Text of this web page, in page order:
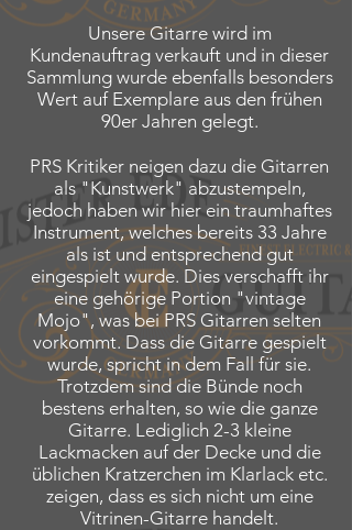
Unsere Gitarre wird im
Kundenauftrag verkauft und in dieser
Sammlung wurde ebenfalls besonders
Wert auf Exemplare aus den frühen
90er Jahren gelegt.
PRS Kritiker neigen dazu die Gitarren
als "Kunstwerk" abzustempeln,
jedoch haben wir hier ein traumhaftes
Instrument, welches bereits 33 Jahre
als ist und entsprechend gut
eingespielt wurde. Dies verschafft ihr
eine gehörige Portion "vintage
Mojo", was bei PRS Gitarren selten
vorkommt. Dass die Gitarre gespielt
wurde, spricht in dem Fall für sie.
Trotzdem sind die Bünde noch
bestens erhalten, so wie die ganze
Gitarre. Lediglich 2-3 kleine
Lackmacken auf der Decke und die
üblichen Kratzerchen im Klarlack etc.
zeigen, dass es sich nicht um eine
Vitrinen-Gitarre handelt.